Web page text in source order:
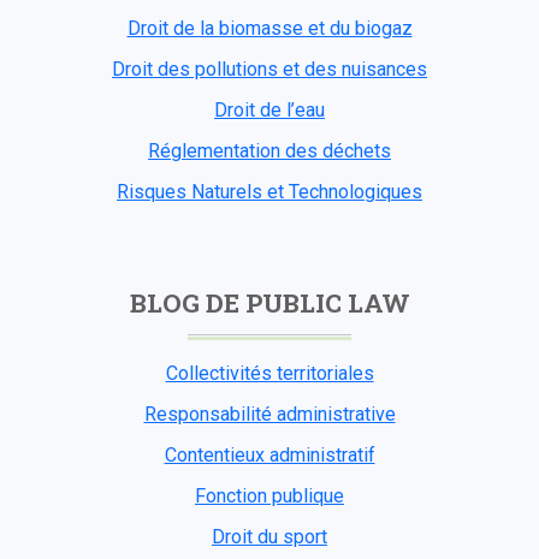
Droit de la biomasse et du biogaz
Droit des pollutions et des nuisances
Droit de l’eau
Réglementation des déchets
Risques Naturels et Technologiques
BLOG DE PUBLIC LAW
Collectivités territoriales
Responsabilité administrative
Contentieux administratif
Fonction publique
Droit du sport